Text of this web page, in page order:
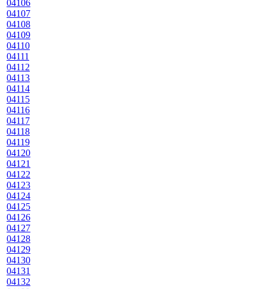
04106
04107
04108
04109
04110
04111
04112
04113
04114
04115
04116
04117
04118
04119
04120
04121
04122
04123
04124
04125
04126
04127
04128
04129
04130
04131
04132